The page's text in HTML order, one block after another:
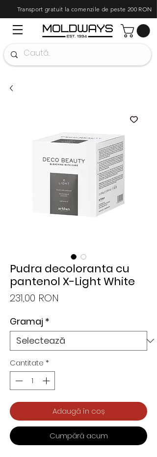
Transport gratuit la comenzile de peste 200 RON
Pudra decoloranta cu
pantenol X-Light White
231,00 RON
Gramaj *
Cantitate *
Adaugă în coș
Cumpără acum